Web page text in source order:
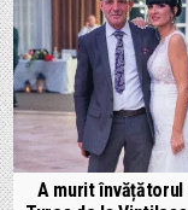
A murit învățătorul